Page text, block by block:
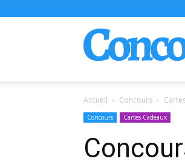
Accueil Concours
Concours Cartes-Cadeaux